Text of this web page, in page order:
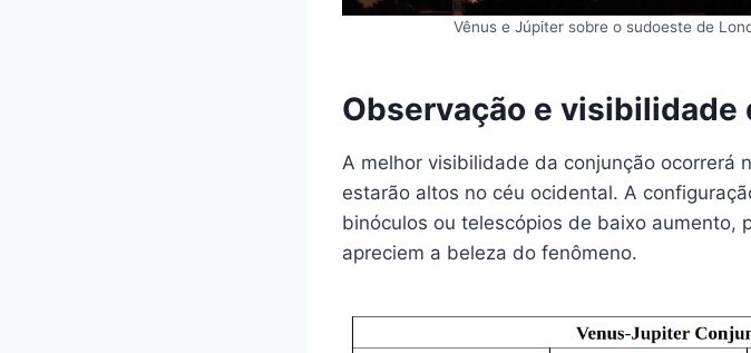
Vênus e Júpiter sobre o sudoeste de
Observação e visibilidade
A melhor visibilidade da conjunção ocorrerá
estarão altos no céu ocidental. A
binóculos ou telescópios de baixo aumento,
apreciem a beleza do fenômeno.